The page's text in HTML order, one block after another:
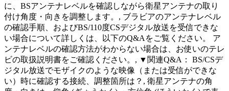
に、BSアンテナレベルを確認しながら衛星アンテナの取り
付け角度・向きを調整します。, ブラビアのアンテナレベル
の確認手順、およびBS/110度CSデジタル放送を受信できな
い場合について詳しくは、以下のQ&Aをご覧ください。 ア
ンテナレベルの確認方法がわからない場合は、お使いのテレ
ビの取扱説明書をご確認ください。, ▼関連Q&A： BS/CSデ
ジタル放送でモザイクのような映像（または受信ができな
い）時に確認する接続、調整箇所は？, 衛星アンテナの角